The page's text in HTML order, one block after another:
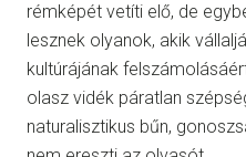
rémképét vetíti elő, de
lesznek olyanok, akik
kultúrájának
olasz vidék páratlan
naturalisztikus bűn,